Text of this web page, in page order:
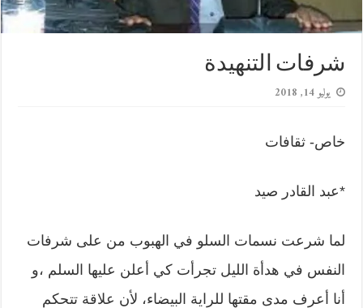
شرفات التنهيدة
يوليو 14, 2018
خاص- ثقافات
*عبد القادر صيد
لما شرعت نسمات السلو في الهبوب من على شرفات
النفس في هدأة الليل تجرأت كي أعلن عليها السلم ،و
أنا أعرف مدى مقتها للراية البيضاء، لأن علاقة تتحكم